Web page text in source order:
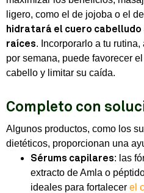
ligero, como el de jojoba o el
hidratará el cuero
raíces. Incorporarlo a tu
por semana, puede favorecer
cabello y limitar su caída.
Completo con
Algunos productos, como los
dietéticos, proporcionan una
Sérums capilares: las
extracto de Amla o
ideales para fortalecer el